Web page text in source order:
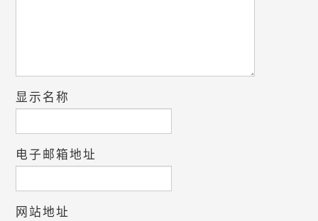
显示名称
电子邮箱地址
网站地址